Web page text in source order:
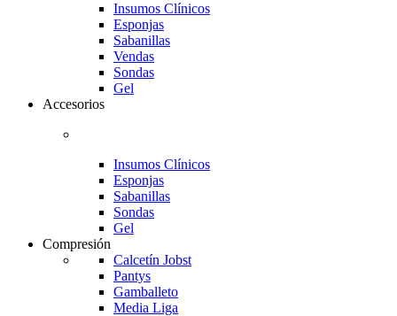
Insumos Clínicos
Esponjas
Sabanillas
Vendas
Sondas
Gel
Accesorios
Insumos Clínicos
Esponjas
Sabanillas
Sondas
Gel
Compresión
Calcetín Jobst
Pantys
Gamballeto
Media Liga